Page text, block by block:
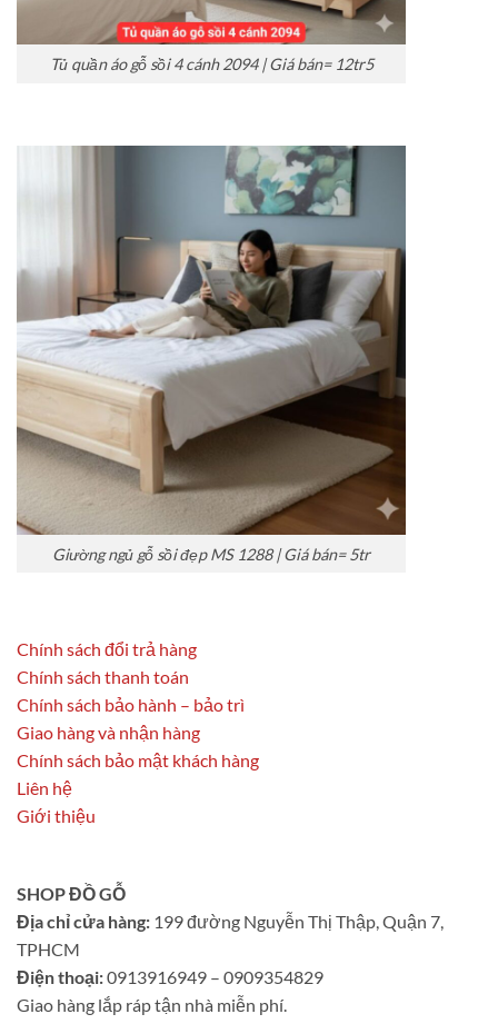
Tủ quần áo gỗ sồi 4 cánh 2094 | Giá bán= 12tr5
Giường ngủ gỗ sồi đẹp MS 1288 | Giá bán= 5tr
Chính sách đổi trả hàng
Chính sách thanh toán
Chính sách bảo hành – bảo trì
Giao hàng và nhận hàng
Chính sách bảo mật khách hàng
Liên hệ
Giới thiệu
SHOP ĐỒ GỖ
Địa chỉ cửa hàng: 199 đường Nguyễn Thị Thập, Quận 7,
TPHCM
Điện thoại:0913916949 – 0909354829
Giao hàng lắp ráp tận nhà miễn phí.